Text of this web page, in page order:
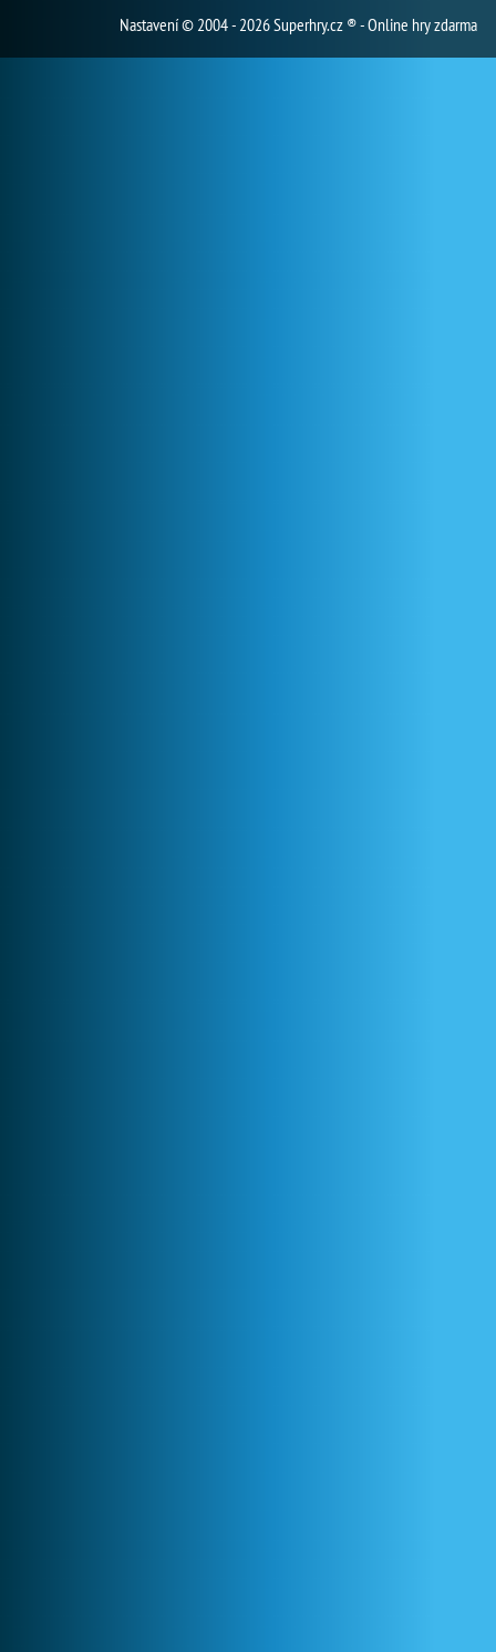
Nastavení© 2004 - 2026 Superhry.cz ® - Online hry zdarma